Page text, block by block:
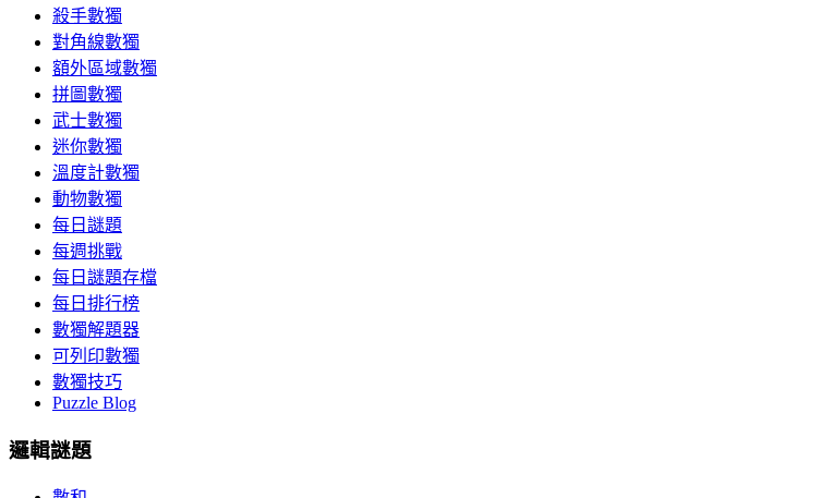
殺手數獨
對角線數獨
額外區域數獨
拼圖數獨
武士數獨
迷你數獨
溫度計數獨
動物數獨
每日謎題
每週挑戰
每日謎題存檔
每日排行榜
數獨解題器
可列印數獨
數獨技巧
Puzzle Blog
邏輯謎題